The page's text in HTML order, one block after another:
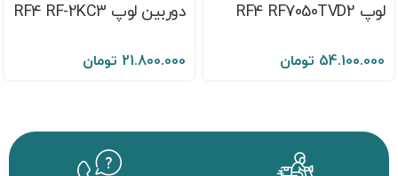
لوپ RF4 RF7050TVD2
54.100.000 تومان
دوربین لوپ RF4 RF-2KC3
21.800.000 تومان